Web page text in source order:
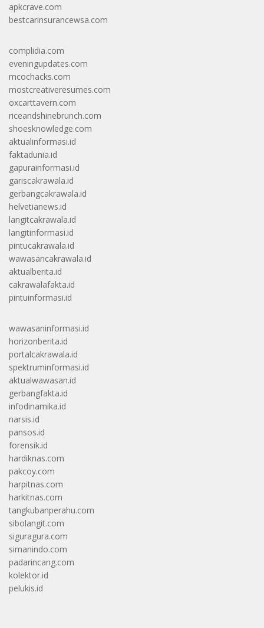
apkcrave.com
bestcarinsurancewsa.com
complidia.com
eveningupdates.com
mcochacks.com
mostcreativeresumes.com
oxcarttavern.com
riceandshinebrunch.com
shoesknowledge.com
aktualinformasi.id
faktadunia.id
gapurainformasi.id
gariscakrawala.id
gerbangcakrawala.id
helvetianews.id
langitcakrawala.id
langitinformasi.id
pintucakrawala.id
wawasancakrawala.id
aktualberita.id
cakrawalafakta.id
pintuinformasi.id
wawasaninformasi.id
horizonberita.id
portalcakrawala.id
spektruminformasi.id
aktualwawasan.id
gerbangfakta.id
infodinamika.id
narsis.id
pansos.id
forensik.id
hardiknas.com
pakcoy.com
harpitnas.com
harkitnas.com
tangkubanperahu.com
sibolangit.com
siguragura.com
simanindo.com
padarincang.com
kolektor.id
pelukis.id